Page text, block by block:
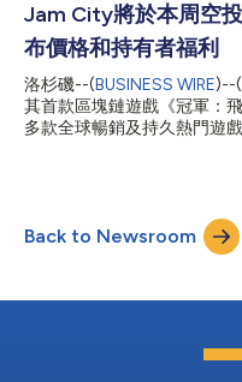
法，打造出引人入勝的玩家
遊戲的知名出版商之一。遊
為觀止的視覺效果，將玩家
戲角色、故事架構和經濟規
家不僅是整個社群的所有者
Jam City共同創辦人兼執行
是創造極具真實感且生機勃
Jam City將於本周空
布價格和持有者福利
洛杉磯--(BUSINESS WIRE)--
其首款區塊鏈遊戲《冠軍：
多款全球暢銷及持久熱門遊
洋時間2月25日（週五）上
軍：飛升》網站
保真永恆至尊NFT，連同其
險一樣真實。這些單獨製作
的持有者有機會收集和創造
遊戲經濟中爭奪對冠軍成長
Back to Newsroom